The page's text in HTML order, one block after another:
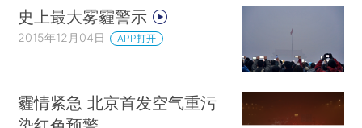
史上最大雾霾警示
2015年12月04日 APP打开
霾情紧急 北京首发空气重污